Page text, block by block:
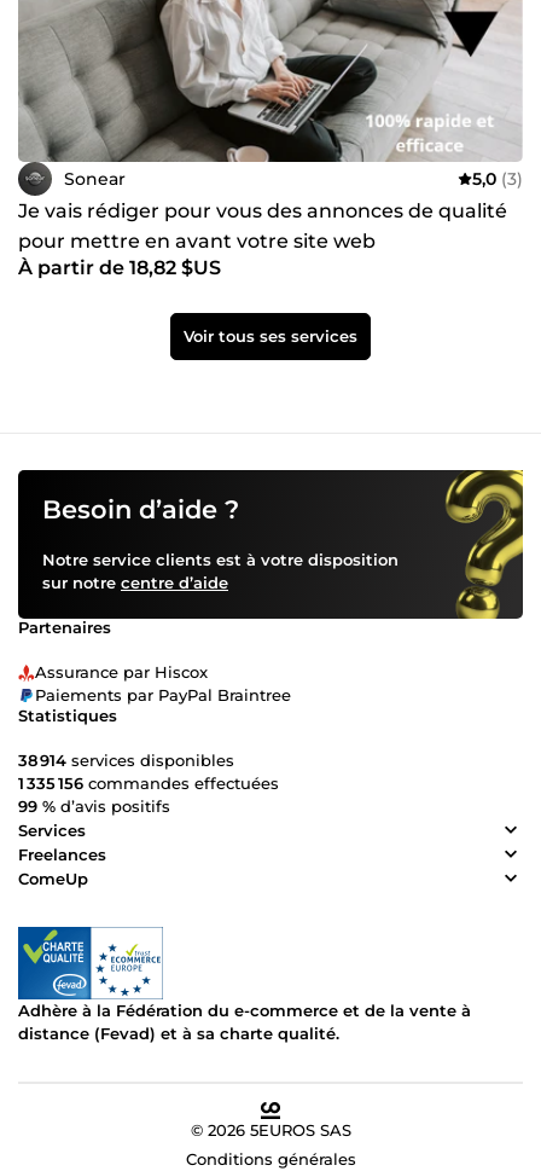
Sonear 5,0 (3)
Je vais rédiger pour vous des annonces de qualité
pour mettre en avant votre site web
À partir de 18,82 $US
Voir tous ses services
Besoin d’aide ?
Notre service clients est à votre disposition
sur notre centre d’aide
Partenaires
Assurance par Hiscox
Paiements par PayPal Braintree
Statistiques
38 914 services disponibles
1 335 156 commandes effectuées
99 % d’avis positifs
Services
Freelances
ComeUp
Adhère à la Fédération du e-commerce et de la vente à
distance (Fevad) et à sa charte qualité.
© 2026 5EUROS SAS
Conditions générales